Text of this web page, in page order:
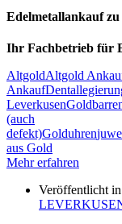
Edelmetallankauf zu
Ihr Fachbetrieb für
AltgoldAltgold
Ankauf
Leverkusen
(auch
defekt)Golduhren
aus Gold
Mehr erfahren
Veröffentlicht in